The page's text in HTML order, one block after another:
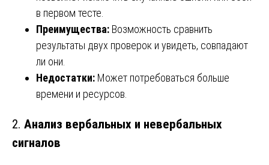
в первом тесте.
Преимущества: Возможность сравнить
результаты двух проверок и увидеть, совпадают
ли они.
Недостатки: Может потребоваться больше
времени и ресурсов.
2. Анализ вербальных и невербальных
сигналов